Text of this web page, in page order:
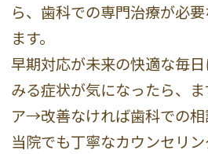
ら、歯科での専門治療が必
ます。
早期対応が未来の快適な毎
みる症状が気になったら、
ア→改善なければ歯科での相
当院でも丁寧なカウンセリ